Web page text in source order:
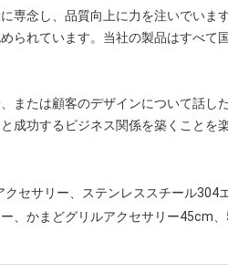
専念し、品質向上に力を注いでいま
られています。当社の製品はすべ
または顧客のデザインについて話し
成功するビジネス関係を築くことを
セサリー、ステンレススチール304
、かまどグリルアクセサリー45cm